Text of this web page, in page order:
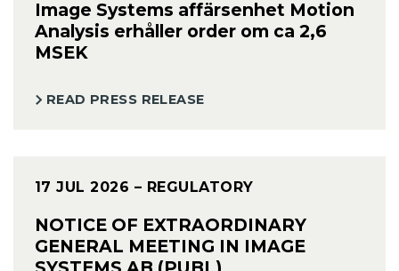
Image Systems affärsenhet Motion
Analysis erhåller order om ca 2,6
MSEK
READ PRESS RELEASE
17 JUL 2026 – REGULATORY
NOTICE OF EXTRAORDINARY
GENERAL MEETING IN IMAGE